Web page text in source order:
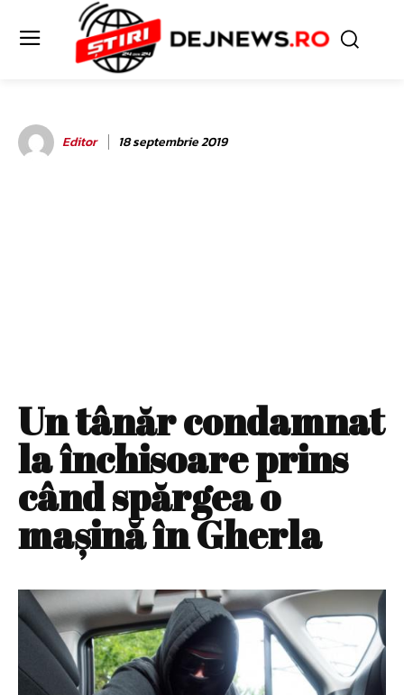
Editor 18 septembrie 2019
Un tânăr condamnat
la închisoare prins
când spărgea o
maşină în Gherla